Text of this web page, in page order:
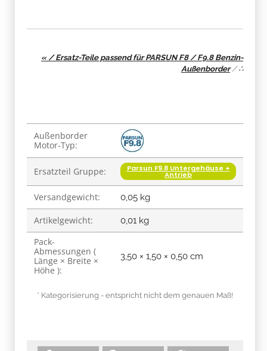
« / Ersatz-Teile passend für PARSUN F8 / F9.8 Benzin-
Außenborder/∴
Produkteigenschaft
Wert
Außenborder
Motor-Typ:
Ersatzteil Gruppe: Parsun F9.8 Untergehäuse +
Antrieb
Versandgewicht: 0,05 kg
Artikelgewicht: 0,01 kg
Pack-
Abmessungen (
Länge × Breite ×
Höhe ):
3,50 × 1,50 × 0,50 cm
* Kategorisierung - entspricht nicht dem genauen Maß!